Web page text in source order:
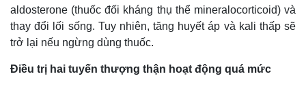
aldosterone (thuốc đối kháng thụ thể mineralocorticoid) và
thay đổi lối sống. Tuy nhiên, tăng huyết áp và kali thấp sẽ
trở lại nếu ngừng dùng thuốc.
Điều trị hai tuyến thượng thận hoạt động quá mức